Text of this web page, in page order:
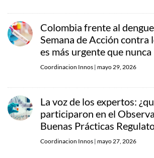
Colombia frente al
Semana de Acción contra
es más urgente que nunca
Coordinacion Innos | mayo 29, 2026
La voz de los expertos:
participaron en el
Buenas Prácticas
Coordinacion Innos | mayo 27, 2026